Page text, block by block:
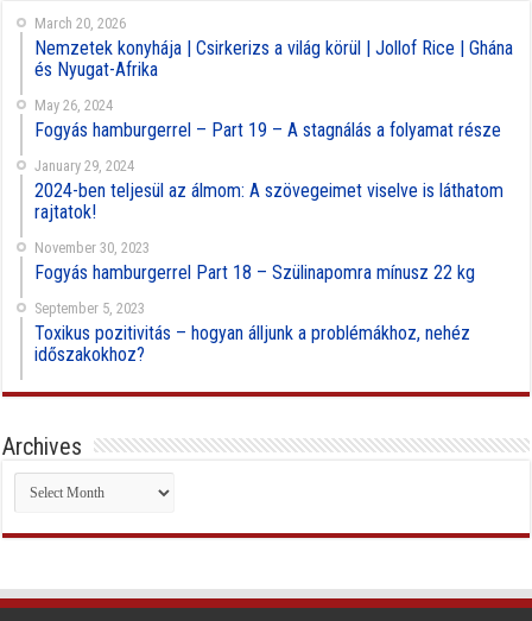
March 20, 2026
Nemzetek konyhája | Csirkerizs a világ körül | Jollof Rice | Ghána
és Nyugat-Afrika
May 26, 2024
Fogyás hamburgerrel – Part 19 – A stagnálás a folyamat része
January 29, 2024
2024-ben teljesül az álmom: A szövegeimet viselve is láthatom
rajtatok!
November 30, 2023
Fogyás hamburgerrel Part 18 – Szülinapomra mínusz 22 kg
September 5, 2023
Toxikus pozitivitás – hogyan álljunk a problémákhoz, nehéz
időszakokhoz?
Archives
Archives